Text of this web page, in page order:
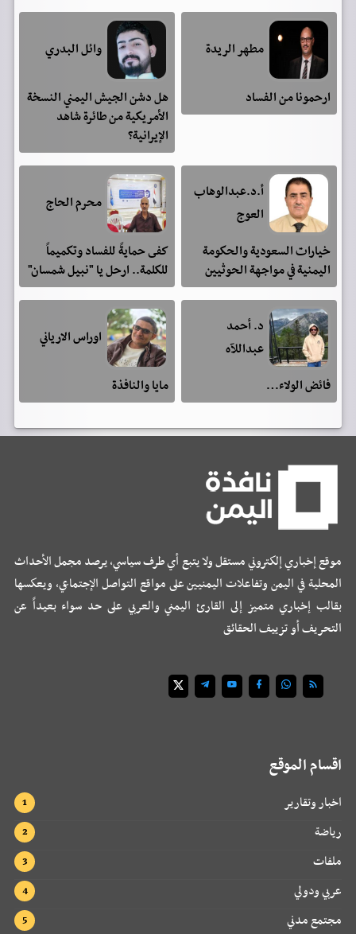
مطهر الريدة
ارحمونا من الفساد
وائل البدري
هل دشن الجيش اليمني النسخة
الأمريكية من طائرة شاهد
الإيرانية؟
أ.د.عبدالوهاب
العوج
خيارات السعودية والحكومة
اليمنية في مواجهة الحوثيين
محرم الحاج
كفى حمايةً للفساد وتكميماً
للكلمة.. ارحل يا "نبيل شمسان"
د. أحمد
عبداللآه
فائض الولاء…
اوراس الارياني
مايا والنافذة
موقع إخباري إلكتروني مستقل ولا يتبع أي طرف سياسي، يرصد مجمل الأحداث
المحلية في اليمن وتفاعلات اليمنيين على مواقع التواصل الإجتماعي، ويعكسها
بقالب إخباري متميز إلى القارئ اليمني والعربي على حد سواء بعيداً عن
التحريف أو تزييف الحقائق
اقسام الموقع
اخبار وتقارير
رياضة
ملفات
عربي ودولي
مجتمع مدني